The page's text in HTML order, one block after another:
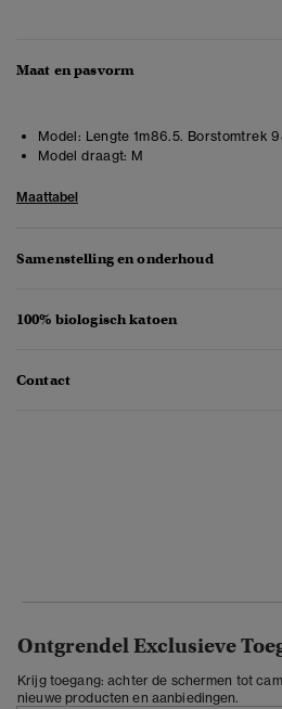
Maat en pasvorm
Model: Lengte 1m86.5. Borstomtrek
Model draagt: M
Maattabel
Samenstelling en onderhoud
100% biologisch katoen
Contact
Ontgrendel Exclusieve
Krijg toegang: achter de schermen tot
nieuwe producten en aanbiedingen.